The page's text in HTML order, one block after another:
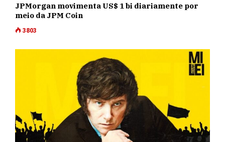
JPMorgan movimenta US$ 1 bi diariamente por
meio da JPM Coin
3803